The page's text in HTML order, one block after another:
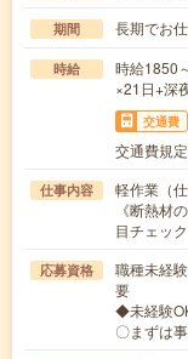
期間 長期でお
時給
時給1850
×21日+深
交通費
交通費規
仕事内容
軽作業（
《断熱材
目チェッ
応募資格
職種未経
要
◆未経験
〇まずは